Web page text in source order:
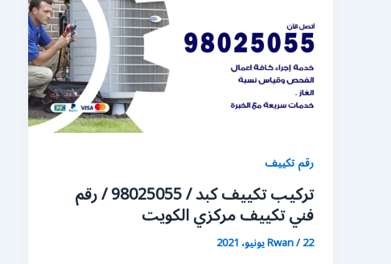
رقم تكييف
تركيب تكييف كبد / 98025055 / رقم
فني تكييف مركزي الكويت
Rwan/22 يونيو، 2021